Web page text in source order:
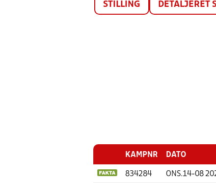
STILLING DETALJERET
KAMPNR DATO
834284 ONS.14-08